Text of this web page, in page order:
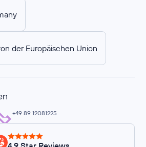
der Europäischen Union
+49 89 12081225